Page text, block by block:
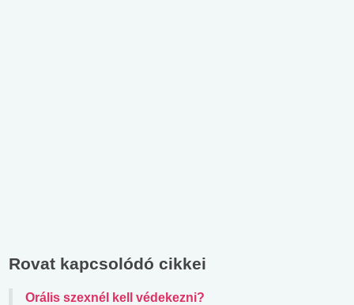
Rovat kapcsolódó cikkei
Orális szexnél kell védekezni?